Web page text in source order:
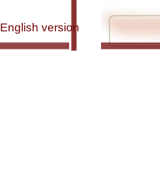
English version